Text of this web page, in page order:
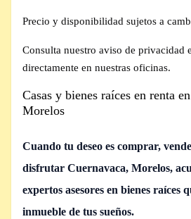
Precio y disponibilidad sujetos a
Consulta nuestro aviso de privacidad
directamente en nuestras oficinas.
Casas y bienes raíces en renta
Morelos
Cuando tu deseo es comprar,
disfrutar Cuernavaca, Morelos,
expertos asesores en bienes raíces
inmueble de tus sueños.